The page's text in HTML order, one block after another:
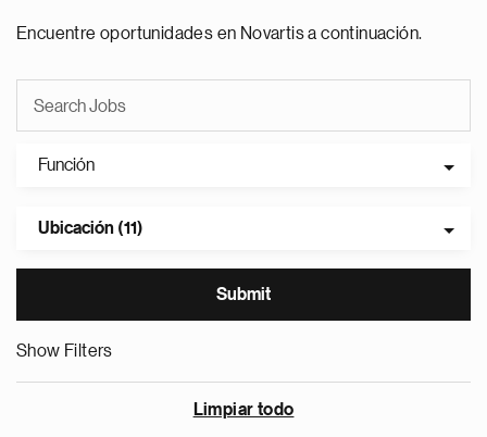
Encuentre oportunidades en Novartis a continuación.
Función
Ubicación (11)
Show Filters
Limpiar todo